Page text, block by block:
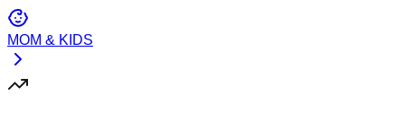
MOM & KIDS